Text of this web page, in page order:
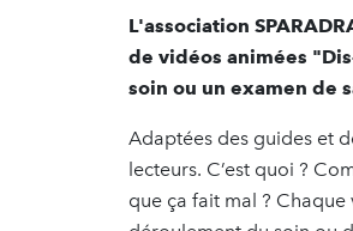
L'association
de vidéos animées
soin ou un examen de
Adaptées des guides et
lecteurs. C’est quoi ?
que ça fait mal ?